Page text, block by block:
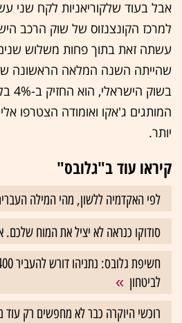
אבל בעוד שלקוריאניות לקח שני
למרכז הקונצנזוס של שוק הרכב
שהייתה השנה המלאה הראשונה
המותגים ג'אקו ואומודה הצטרפו
יותר.
קיראו עוד ב"גלובס"
לפי האקדמיה ללשון, מהי המילה
סודוקו כנראה לא יציל את המוח שלכם.
לביטחון
רוכשי היוקרה כבר לא מחפשים רק עוד